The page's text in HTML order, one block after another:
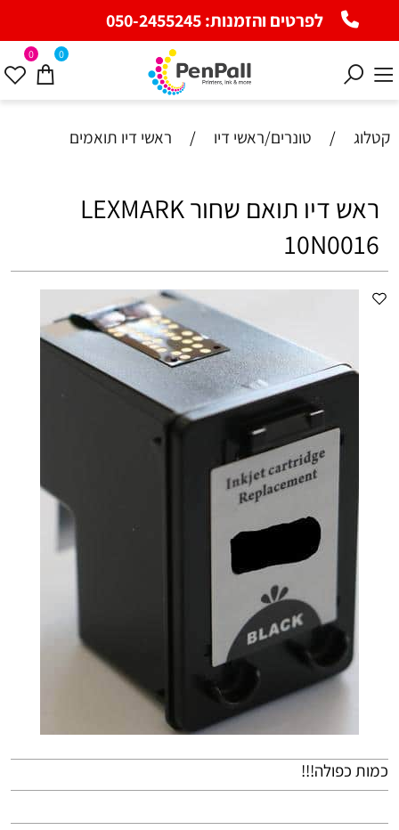
לפרטים והזמנות:050-2455245
0 0
קטלוג / טונרים/ראשי דיו / ראשי דיו תואמים
ראש דיו תואם שחור LEXMARK
10N0016
כמות כפולה!!!